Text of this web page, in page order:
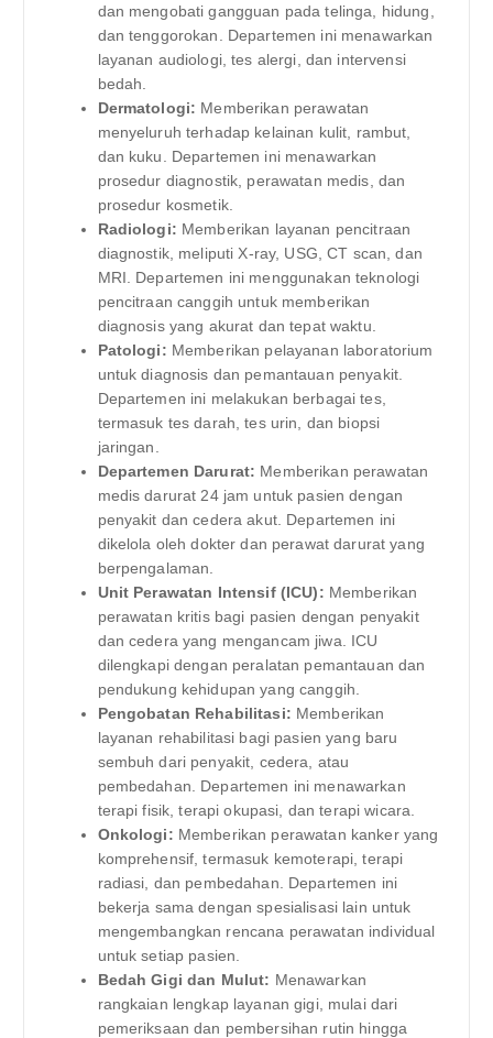
dan mengobati gangguan pada telinga, hidung,
dan tenggorokan. Departemen ini menawarkan
layanan audiologi, tes alergi, dan intervensi
bedah.
Dermatologi: Memberikan perawatan
menyeluruh terhadap kelainan kulit, rambut,
dan kuku. Departemen ini menawarkan
prosedur diagnostik, perawatan medis, dan
prosedur kosmetik.
Radiologi: Memberikan layanan pencitraan
diagnostik, meliputi X-ray, USG, CT scan, dan
MRI. Departemen ini menggunakan teknologi
pencitraan canggih untuk memberikan
diagnosis yang akurat dan tepat waktu.
Patologi: Memberikan pelayanan laboratorium
untuk diagnosis dan pemantauan penyakit.
Departemen ini melakukan berbagai tes,
termasuk tes darah, tes urin, dan biopsi
jaringan.
Departemen Darurat: Memberikan perawatan
medis darurat 24 jam untuk pasien dengan
penyakit dan cedera akut. Departemen ini
dikelola oleh dokter dan perawat darurat yang
berpengalaman.
Unit Perawatan Intensif (ICU): Memberikan
perawatan kritis bagi pasien dengan penyakit
dan cedera yang mengancam jiwa. ICU
dilengkapi dengan peralatan pemantauan dan
pendukung kehidupan yang canggih.
Pengobatan Rehabilitasi: Memberikan
layanan rehabilitasi bagi pasien yang baru
sembuh dari penyakit, cedera, atau
pembedahan. Departemen ini menawarkan
terapi fisik, terapi okupasi, dan terapi wicara.
Onkologi: Memberikan perawatan kanker yang
komprehensif, termasuk kemoterapi, terapi
radiasi, dan pembedahan. Departemen ini
bekerja sama dengan spesialisasi lain untuk
mengembangkan rencana perawatan individual
untuk setiap pasien.
Bedah Gigi dan Mulut: Menawarkan
rangkaian lengkap layanan gigi, mulai dari
pemeriksaan dan pembersihan rutin hingga